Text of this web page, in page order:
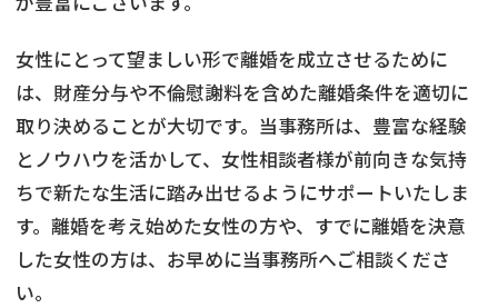
女性にとって望ましい形で離婚を成立させるために
は、財産分与や不倫慰謝料を含めた離婚条件を適切に
取り決めることが大切です。当事務所は、豊富な経験
とノウハウを活かして、女性相談者様が前向きな気持
ちで新たな生活に踏み出せるようにサポートいたしま
す。離婚を考え始めた女性の方や、すでに離婚を決意
した女性の方は、お早めに当事務所へご相談くださ
い。